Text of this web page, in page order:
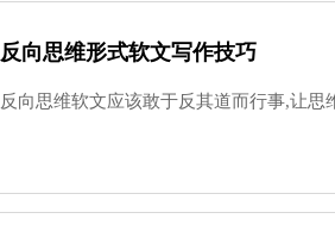
反向思维形式软文写作技巧
反向思维软文应该敢于反其道而行事,让